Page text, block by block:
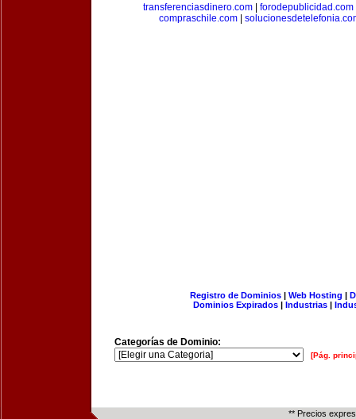
transferenciasdinero.com
forodepublicidad.com
compraschile.com
Registro de Dominios| Web Hosting |
Dominios Expirados | Industrias |
Categorías de Dominio:
[Pág.
** Precios